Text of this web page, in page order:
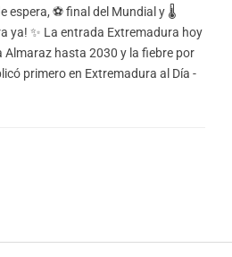
espera, ⚽ final del Mundial y 🌡️
ya! ✨ La entrada Extremadura hoy
Almaraz hasta 2030 y la fiebre por
primero en Extremadura al Día -